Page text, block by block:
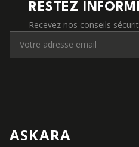
RESTEZ
Recevez nos conseils
ASKARA